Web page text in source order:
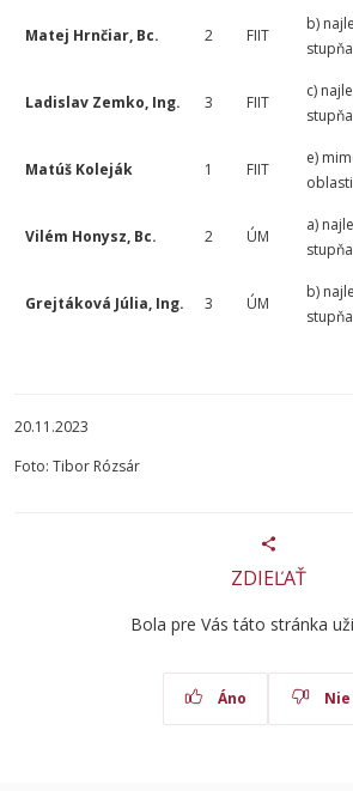
Matej Hrnčiar, Bc. 2 FIIT
b)
Ladislav Zemko, Ing. 3 FIIT
c)
Matúš Koleják 1 FIIT
e)
Vilém Honysz, Bc. 2 ÚM
a)
Grejtáková Júlia, Ing. 3 ÚM
b)
20.11.2023
Foto: Tibor Rózsár
ZDIEĽAŤ
Bola pre Vás táto stránka
Áno Nie